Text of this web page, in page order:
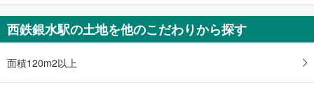
存
す
る
西鉄銀水駅の土地を他のこだわりから探す
面積120m2以上